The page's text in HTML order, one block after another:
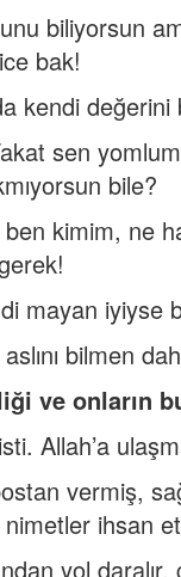
biliyorsun
bak!
kendi değerini
sen
bile?
kimim, ne
mayan iyiyse
bilmen
ve onların
Allah’a
vermiş,
ihsan
yol daralır,